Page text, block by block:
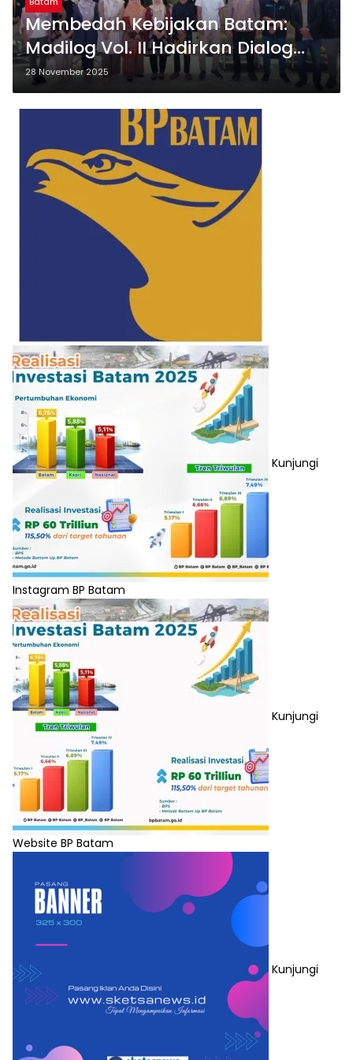
Membedah Kebijakan Batam:
Madilog Vol. II Hadirkan Dialog
Kritis Mahasiswa-Pakar
28 November 2025
Kunjungi
Instagram BP Batam
Kunjungi
Website BP Batam
Kunjungi